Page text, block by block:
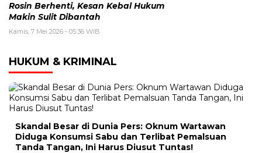
Rosin Berhenti, Kesan Kebal Hukum
Makin Sulit Dibantah
Kamis, 7 Mei 2026 - 05:36 WIB
HUKUM & KRIMINAL
Skandal Besar di Dunia Pers: Oknum Wartawan
Diduga Konsumsi Sabu dan Terlibat Pemalsuan
Tanda Tangan, Ini Harus Diusut Tuntas!